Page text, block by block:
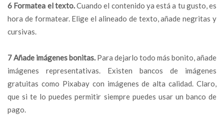
6 Formatea el texto.Cuando el contenido ya está a tu gusto, es
hora de formatear. Elige el alineado de texto, añade negritas y
cursivas.
7 Añade imágenes bonitas. Para dejarlo todo más bonito, añade
imágenes representativas. Existen bancos de imágenes
gratuitas como Pixabay con imágenes de alta calidad. Claro,
que si te lo puedes permitir siempre puedes usar un banco de
pago.